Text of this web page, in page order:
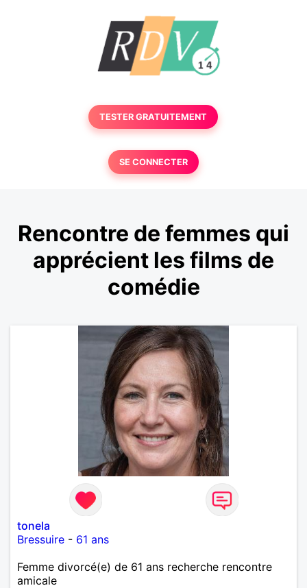
TESTER GRATUITEMENT
SE CONNECTER
Rencontre de femmes qui
apprécient les films de
comédie
tonela
Bressuire - 61 ans
Femme divorcé(e) de 61 ans recherche rencontre
amicale